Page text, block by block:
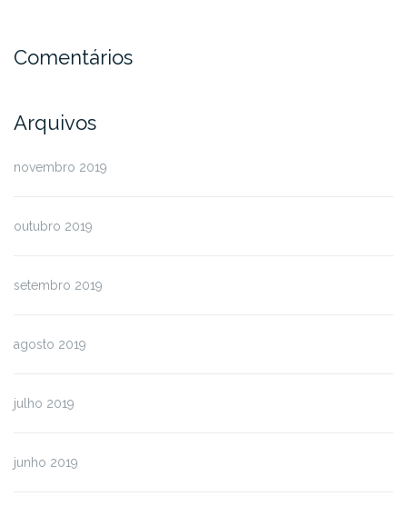
Comentários
Arquivos
novembro 2019
outubro 2019
setembro 2019
agosto 2019
julho 2019
junho 2019